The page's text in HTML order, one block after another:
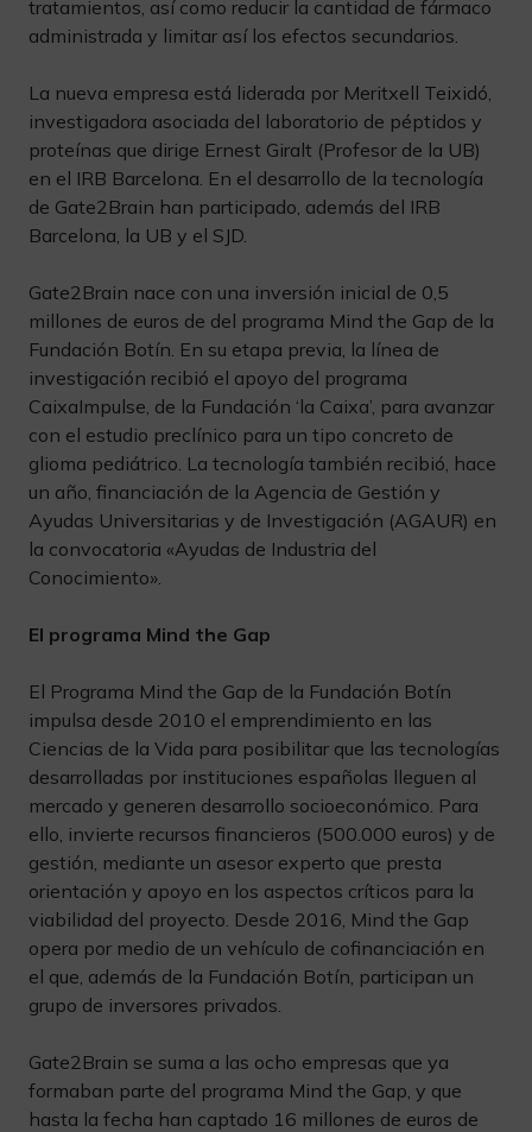
tratamientos, así como reducir la cantidad de fármaco
administrada y limitar así los efectos secundarios.
La nueva empresa está liderada por Meritxell Teixidó,
investigadora asociada del laboratorio de péptidos y
proteínas que dirige Ernest Giralt (Profesor de la UB)
en el IRB Barcelona. En el desarrollo de la tecnología
de Gate2Brain han participado, además del IRB
Barcelona, la UB y el SJD.
Gate2Brain nace con una inversión inicial de 0,5
millones de euros de del programa Mind the Gap de la
Fundación Botín. En su etapa previa, la línea de
investigación recibió el apoyo del programa
CaixaImpulse, de la Fundación ‘la Caixa’, para avanzar
con el estudio preclínico para un tipo concreto de
glioma pediátrico. La tecnología también recibió, hace
un año, financiación de la Agencia de Gestión y
Ayudas Universitarias y de Investigación (AGAUR) en
la convocatoria «Ayudas de Industria del
Conocimiento».
El programa Mind the Gap
El Programa Mind the Gap de la Fundación Botín
impulsa desde 2010 el emprendimiento en las
Ciencias de la Vida para posibilitar que las tecnologías
desarrolladas por instituciones españolas lleguen al
mercado y generen desarrollo socioeconómico. Para
ello, invierte recursos financieros (500.000 euros) y de
gestión, mediante un asesor experto que presta
orientación y apoyo en los aspectos críticos para la
viabilidad del proyecto. Desde 2016, Mind the Gap
opera por medio de un vehículo de cofinanciación en
el que, además de la Fundación Botín, participan un
grupo de inversores privados.
Gate2Brain se suma a las ocho empresas que ya
formaban parte del programa Mind the Gap, y que
hasta la fecha han captado 16 millones de euros de